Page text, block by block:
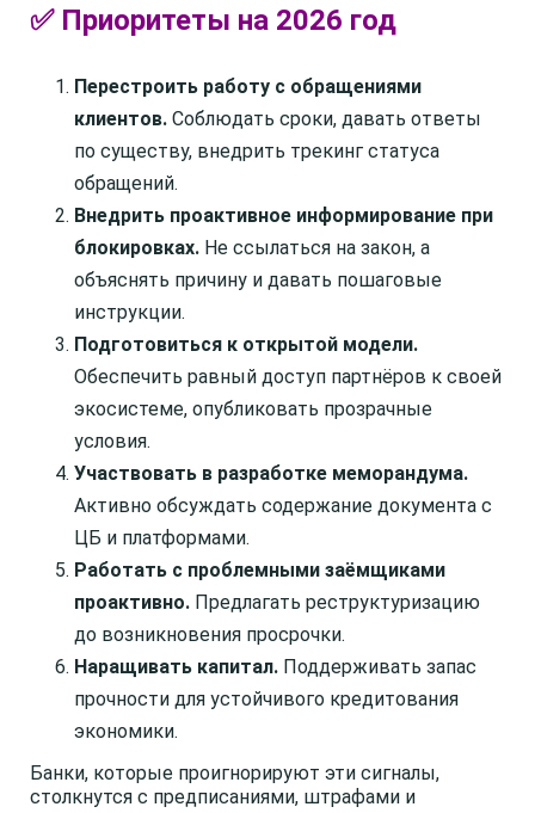
✅ Приоритеты на 2026 год
Перестроить работу с обращениями
клиентов. Соблюдать сроки, давать ответы
по существу, внедрить трекинг статуса
обращений.
Внедрить проактивное информирование при
блокировках. Не ссылаться на закон, а
объяснять причину и давать пошаговые
инструкции.
Подготовиться к открытой модели.
Обеспечить равный доступ партнёров к своей
экосистеме, опубликовать прозрачные
условия.
Участвовать в разработке меморандума.
Активно обсуждать содержание документа с
ЦБ и платформами.
Работать с проблемными заёмщиками
проактивно. Предлагать реструктуризацию
до возникновения просрочки.
Наращивать капитал. Поддерживать запас
прочности для устойчивого кредитования
экономики.
Банки, которые проигнорируют эти сигналы,
столкнутся с предписаниями, штрафами и